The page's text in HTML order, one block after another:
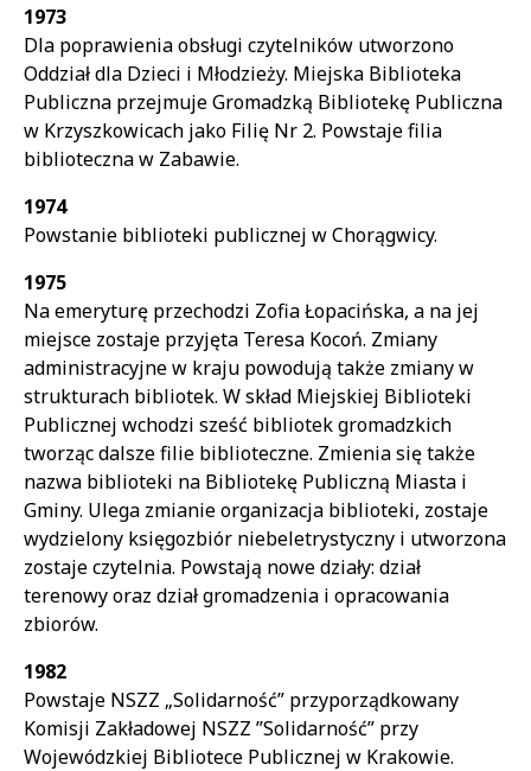
1973
Dla poprawienia obsługi czytelników utworzono
Oddział dla Dzieci i Młodzieży. Miejska Biblioteka
Publiczna przejmuje Gromadzką Bibliotekę Publiczna
w Krzyszkowicach jako Filię Nr 2. Powstaje filia
biblioteczna w Zabawie.
1974
Powstanie biblioteki publicznej w Chorągwicy.
1975
Na emeryturę przechodzi Zofia Łopacińska, a na jej
miejsce zostaje przyjęta Teresa Kocoń. Zmiany
administracyjne w kraju powodują także zmiany w
strukturach bibliotek. W skład Miejskiej Biblioteki
Publicznej wchodzi sześć bibliotek gromadzkich
tworząc dalsze filie biblioteczne. Zmienia się także
nazwa biblioteki na Bibliotekę Publiczną Miasta i
Gminy. Ulega zmianie organizacja biblioteki, zostaje
wydzielony księgozbiór niebeletrystyczny i utworzona
zostaje czytelnia. Powstają nowe działy: dział
terenowy oraz dział gromadzenia i opracowania
zbiorów.
1982
Powstaje NSZZ „Solidarność” przyporządkowany
Komisji Zakładowej NSZZ ”Solidarność” przy
Wojewódzkiej Bibliotece Publicznej w Krakowie.